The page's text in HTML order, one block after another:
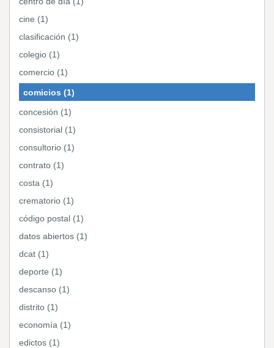
cine (1)
clasificación (1)
colegio (1)
comercio (1)
comicios (1)
concesión (1)
consistorial (1)
consultorio (1)
contrato (1)
costa (1)
crematorio (1)
código postal (1)
datos abiertos (1)
dcat (1)
deporte (1)
descanso (1)
distrito (1)
economía (1)
edictos (1)